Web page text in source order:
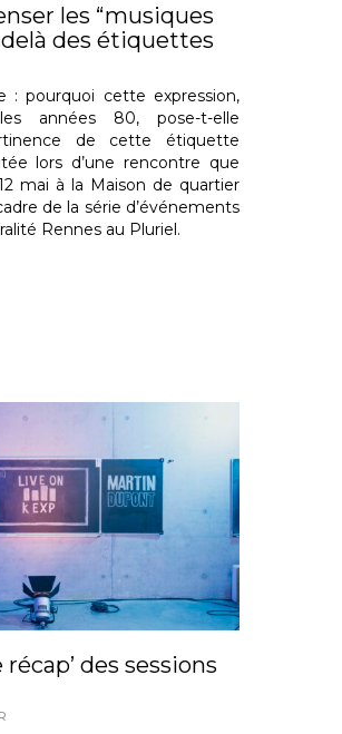
les “musiques
des étiquettes
: pourquoi cette expression,
années 80, pose-t-elle
de cette étiquette
lors d’une rencontre que
mai à la Maison de quartier
de la série d’événements
Rennes au Pluriel.
des sessions